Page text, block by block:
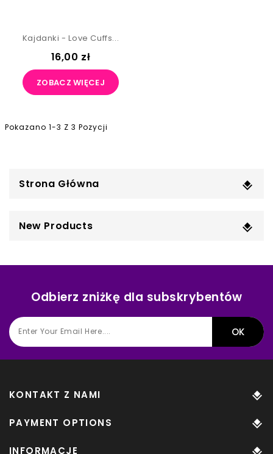
Kajdanki - Love Cuffs...
16,00 zł
ZOBACZ WIĘCEJ
Pokazano 1-3 Z 3 Pozycji
Strona Główna
New Products
Odbierz zniżkę dla subskrybentów
KONTAKT Z NAMI
PAYMENT OPTIONS
INFORMACJE